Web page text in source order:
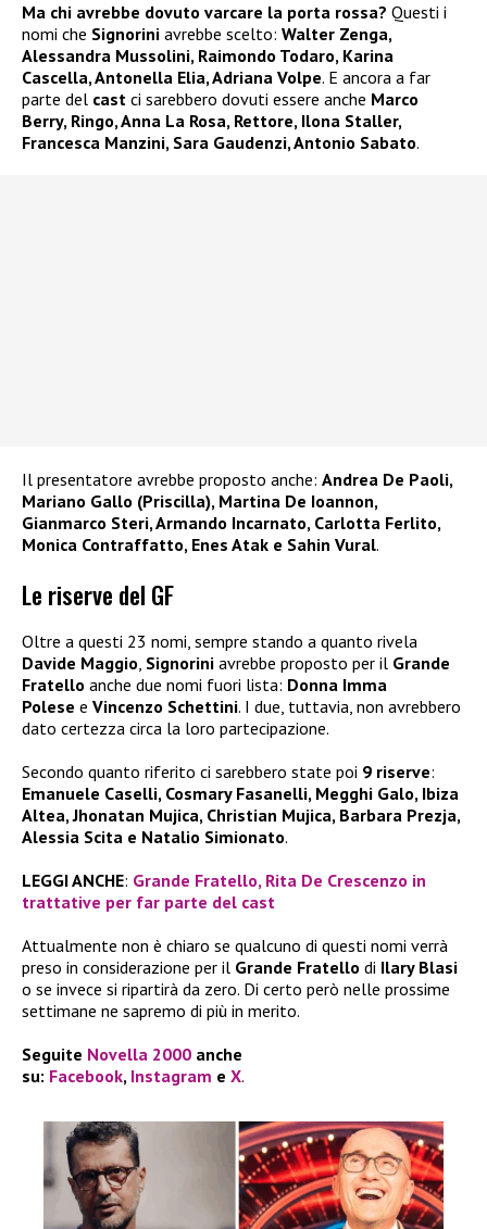
Ma chi avrebbe dovuto varcare la porta rossa? Questi i
nomi che Signorini avrebbe scelto: Walter Zenga,
Alessandra Mussolini, Raimondo Todaro, Karina
Cascella, Antonella Elia, Adriana Volpe. E ancora a far
parte del cast ci sarebbero dovuti essere anche Marco
Berry, Ringo, Anna La Rosa, Rettore, Ilona Staller,
Francesca Manzini, Sara Gaudenzi, Antonio Sabato.
Il presentatore avrebbe proposto anche: Andrea De Paoli,
Mariano Gallo (Priscilla), Martina De Ioannon,
Gianmarco Steri, Armando Incarnato, Carlotta Ferlito,
Monica Contraffatto, Enes Atak e Sahin Vural.
Le riserve del GF
Oltre a questi 23 nomi, sempre stando a quanto rivela
Davide Maggio Signorini avrebbe proposto per il Grande
Fratello anche due nomi fuori lista: Donna Imma
Polese e Vincenzo Schettini. I due, tuttavia, non avrebbero
dato certezza circa la loro partecipazione.
Secondo quanto riferito ci sarebbero state poi 9 riserve:
Emanuele Caselli, Cosmary Fasanelli, Megghi Galo, Ibiza
Altea, Jhonatan Mujica, Christian Mujica, Barbara Prezja,
Alessia Scita e Natalio Simionato.
LEGGI ANCHE: Grande Fratello, Rita De Crescenzo in
trattative per far parte del cast
Attualmente non è chiaro se qualcuno di questi nomi verrà
preso in considerazione per il Grande Fratello di Ilary Blasi
o se invece si ripartirà da zero. Di certo però nelle prossime
settimane ne sapremo di più in merito.
Seguite Novella 2000 anche
su: Facebook, Instagram e X.